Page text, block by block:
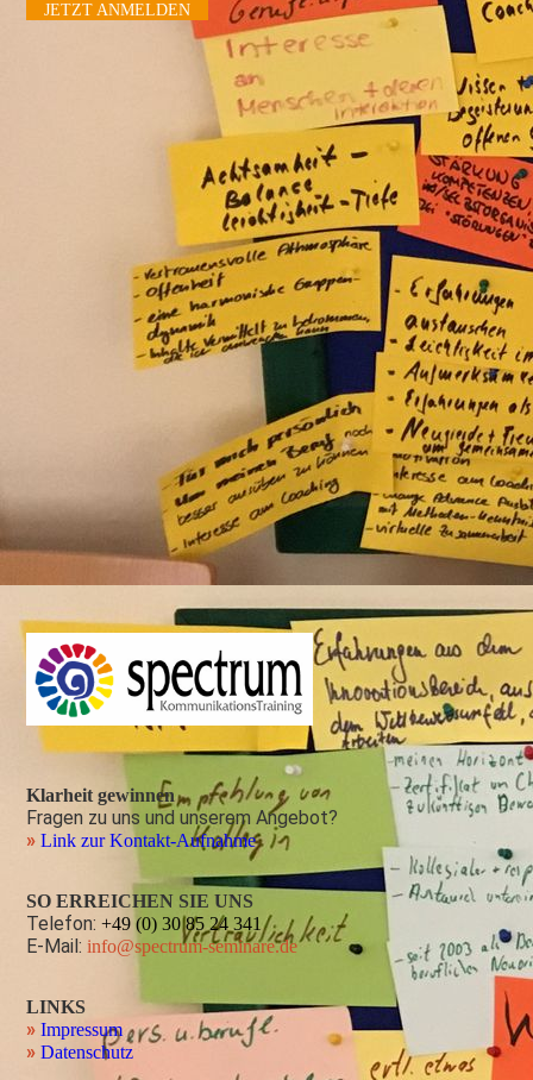
JETZT ANMELDEN
Klarheit gewinnen
Fragen zu uns und unserem Angebot?
» Link zur Kontakt-Aufnahme
SO ERREICHEN SIE UNS
Telefon:+49 (0) 30 85 24 341
E-Mail: info@spectrum-seminare.de
LINKS
» Impressum
» Datenschutz